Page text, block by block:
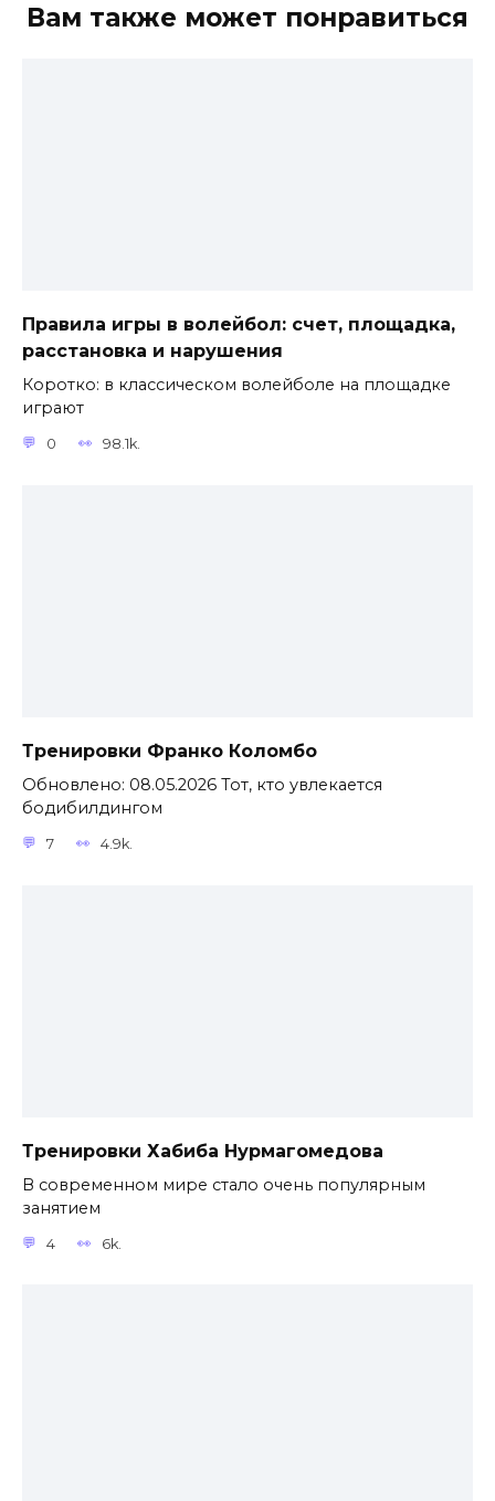
Вам также может понравиться
Правила игры в волейбол: счет, площадка,
расстановка и нарушения
Коротко: в классическом волейболе на площадке
играют
0 98.1k.
Тренировки Франко Коломбо
Обновлено: 08.05.2026 Тот, кто увлекается
бодибилдингом
7 4.9k.
Тренировки Хабиба Нурмагомедова
В современном мире стало очень популярным
занятием
4 6k.